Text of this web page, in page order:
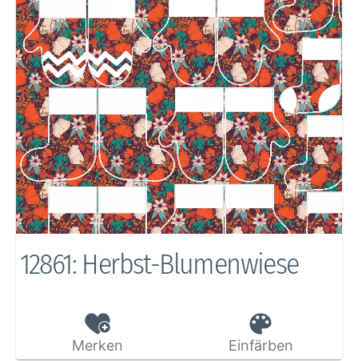
12861: Herbst-Blumenwiese
Merken Einfärben